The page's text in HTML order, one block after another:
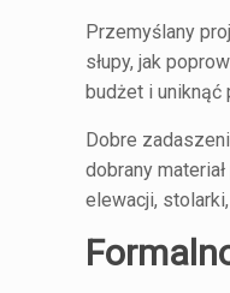
Przemyślany
słupy, jak
budżet i uniknąć
Dobre
dobrany
elewacji,